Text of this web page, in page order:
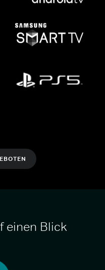
einen Blick